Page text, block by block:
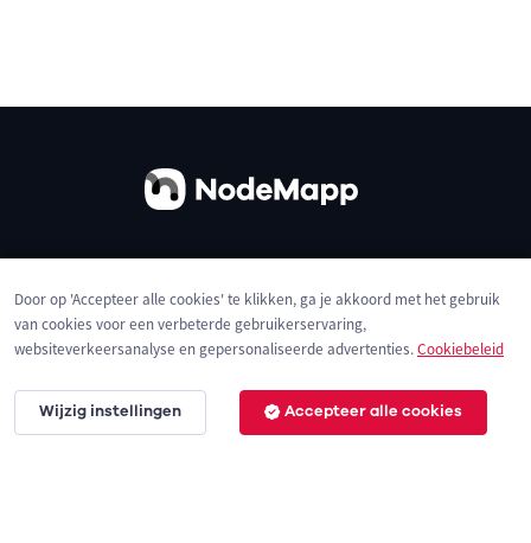
Privacybeleid Cookies
Door op 'Accepteer alle cookies' te klikken, ga je akkoord met het gebruik
van cookies voor een verbeterde gebruikerservaring,
websiteverkeersanalyse en gepersonaliseerde advertenties.Cookiebeleid
Wijzig instellingen Accepteer alle cookies